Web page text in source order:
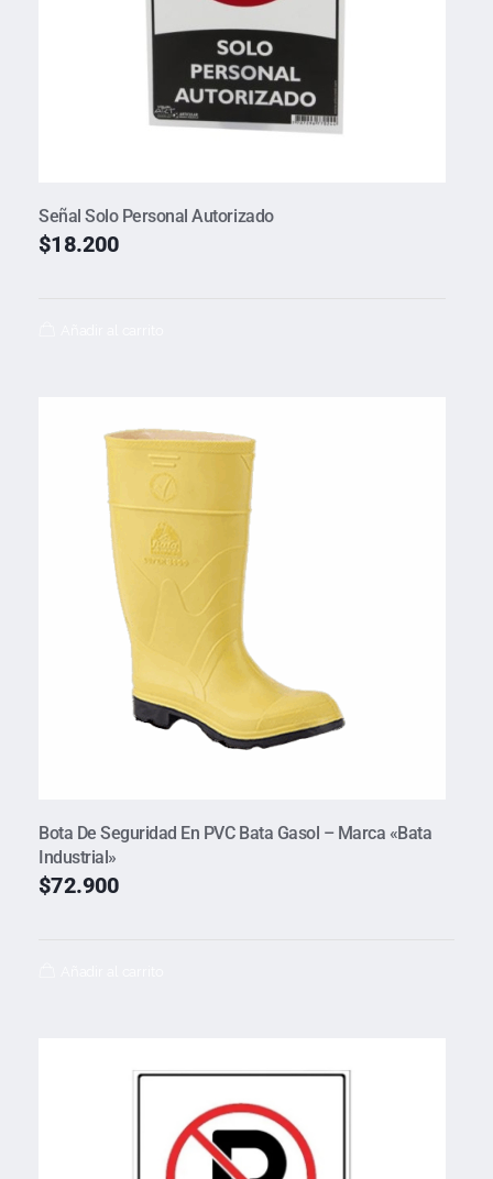
Señal Solo Personal Autorizado
$18.200
Bota De Seguridad En PVC Bata Gasol – Marca «Bata
Industrial»
$72.900